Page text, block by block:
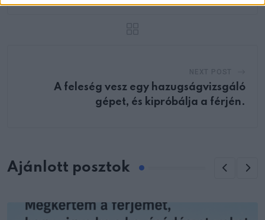
A feleség vesz egy hazugságvizsgáló
gépet, és kipróbálja a férjén.
Ajánlott posztok